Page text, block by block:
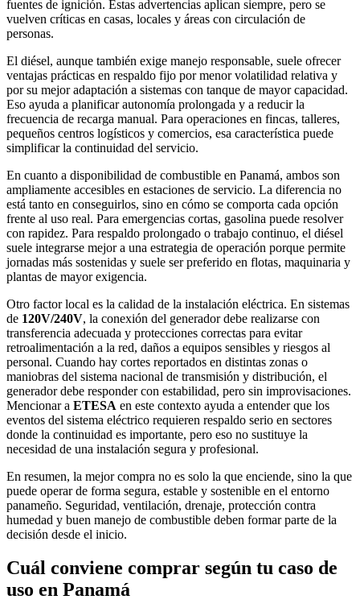
fuentes de ignición. Estas advertencias aplican siempre, pero se
vuelven críticas en casas, locales y áreas con circulación de
personas.
El diésel, aunque también exige manejo responsable, suele ofrecer
ventajas prácticas en respaldo fijo por menor volatilidad relativa y
por su mejor adaptación a sistemas con tanque de mayor capacidad.
Eso ayuda a planificar autonomía prolongada y a reducir la
frecuencia de recarga manual. Para operaciones en fincas, talleres,
pequeños centros logísticos y comercios, esa característica puede
simplificar la continuidad del servicio.
En cuanto a disponibilidad de combustible en Panamá, ambos son
ampliamente accesibles en estaciones de servicio. La diferencia no
está tanto en conseguirlos, sino en cómo se comporta cada opción
frente al uso real. Para emergencias cortas, gasolina puede resolver
con rapidez. Para respaldo prolongado o trabajo continuo, el diésel
suele integrarse mejor a una estrategia de operación porque permite
jornadas más sostenidas y suele ser preferido en flotas, maquinaria y
plantas de mayor exigencia.
Otro factor local es la calidad de la instalación eléctrica. En sistemas
de 120V/240V, la conexión del generador debe realizarse con
transferencia adecuada y protecciones correctas para evitar
retroalimentación a la red, daños a equipos sensibles y riesgos al
personal. Cuando hay cortes reportados en distintas zonas o
maniobras del sistema nacional de transmisión y distribución, el
generador debe responder con estabilidad, pero sin improvisaciones.
Mencionar a ETESA en este contexto ayuda a entender que los
eventos del sistema eléctrico requieren respaldo serio en sectores
donde la continuidad es importante, pero eso no sustituye la
necesidad de una instalación segura y profesional.
En resumen, la mejor compra no es solo la que enciende, sino la que
puede operar de forma segura, estable y sostenible en el entorno
panameño. Seguridad, ventilación, drenaje, protección contra
humedad y buen manejo de combustible deben formar parte de la
decisión desde el inicio.
Cuál conviene comprar según tu caso de
uso en Panamá